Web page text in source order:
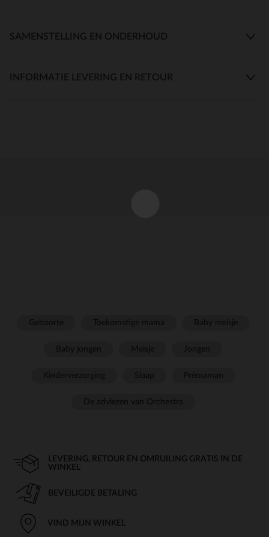
SAMENSTELLING EN ONDERHOUD
INFORMATIE LEVERING EN RETOUR
LEVERING, RETOUR EN OMRUILING GRATIS IN DE
WINKEL
BEVEILIGDE BETALING
VIND MIJN WINKEL